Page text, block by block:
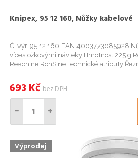
Knipex, 95 12 160, Nůžky kabelové
Č. výr. 95 12 160 EAN 4003773085928
vícesložkovými návleky Hmotnost 225 g
Reach ne RohS ne Technické atributy
693 Kč bez DPH
Výprodej